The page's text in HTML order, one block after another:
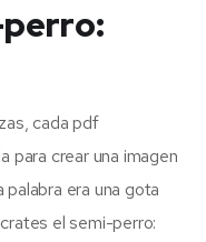
cada pdf
para crear una imagen
era una gota
el semi-perro: